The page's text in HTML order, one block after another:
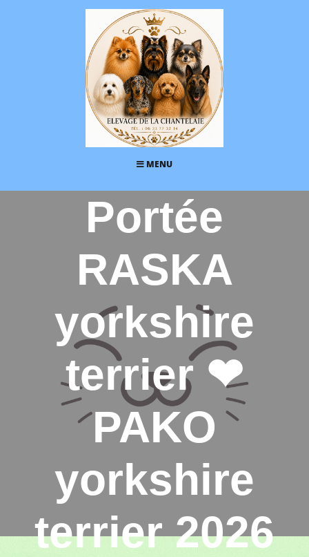
MENU
Portée
RASKA
yorkshire
terrier ❤
PAKO
yorkshire
terrier 2026